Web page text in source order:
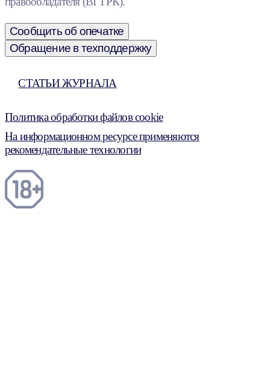
Сообщить об опечатке
Обращение в техподдержку
СТАТЬИ ЖУРНАЛА
Политика обработки файлов cookie
На информационном ресурсе применяются
рекомендательные технологии